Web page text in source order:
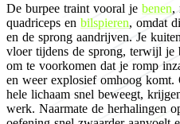
De burpee traint vooral je benen,
quadriceps en bilspieren, omdat
en de sprong aandrijven. Je
vloer tijdens de sprong, terwijl je
om te voorkomen dat je romp
en weer explosief omhoog
hele lichaam snel beweegt,
werk. Naarmate de herhalingen